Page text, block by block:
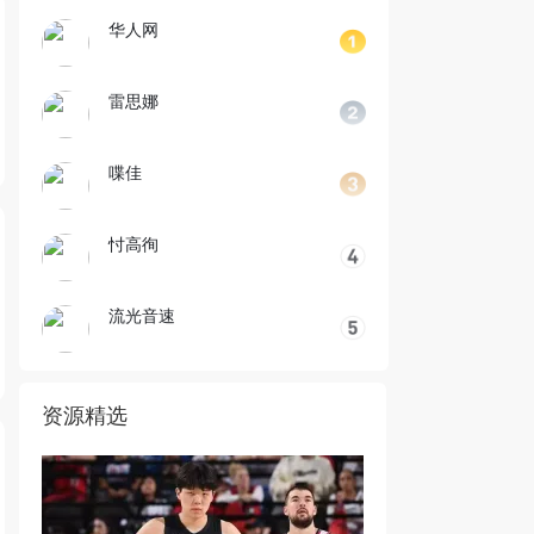
华人网
雷思娜
喋佳
忖高徇
流光音速
资源精选